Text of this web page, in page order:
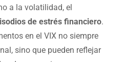
a la volatilidad, el
de estrés financiero.
en el VIX no siempre
sino que pueden reflejar